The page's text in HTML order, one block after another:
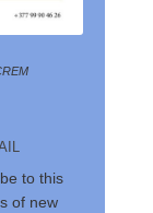
to this
of new